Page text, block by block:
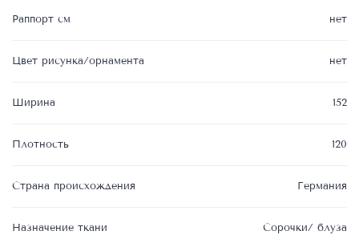
Раппорт см нет
Цвет рисунка/орнамента нет
Ширина 152
Плотность 120
Страна происхождения Германия
Назначение ткани Сорочки/ блуза